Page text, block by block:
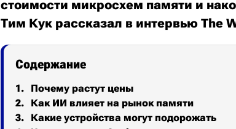
стоимости микросхем памяти и
Тим Кук рассказал в интервью The
Содержание
Почему растут цены
Как ИИ влияет на рынок памяти
Какие устройства могут подорожать